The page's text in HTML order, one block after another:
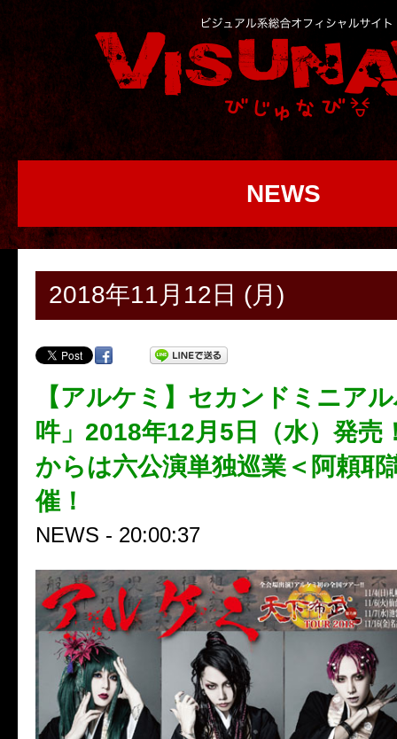
NEWS
2018年11月12日 (月)
【アルケミ】セカンドミニア
吽」2018年12月5日（水）発売
からは六公演単独巡業＜阿頼耶
催！
NEWS - 20:00:37